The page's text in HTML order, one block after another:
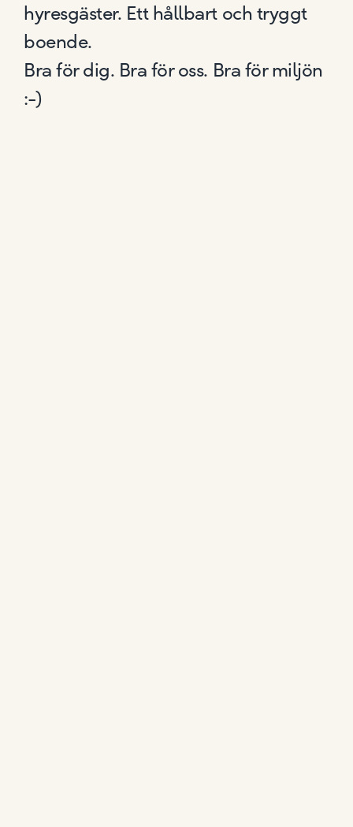
hyresgäster. Ett hållbart och tryggt
boende.
Bra för dig. Bra för oss. Bra för miljön
:-)